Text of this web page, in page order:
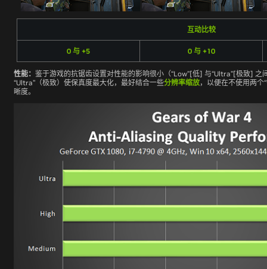
互动比较
0 与 +5 0 与 +10
性能： 鉴于游戏的抗锯齿设置对性能的影响很小（“Low”[低] 与“Ultra”[极致] 之
“Ultra”（极致）使保真度最大化，最好结合一些分辨率缩放，以便在不使用两个
晰度。